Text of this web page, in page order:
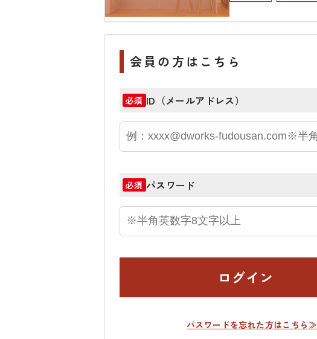
会員の方はこちら
必須 ID（メールアドレス）
必須 パスワード
ログイン
パスワードを忘れた方はこちら≫